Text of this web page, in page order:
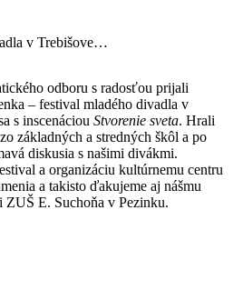
v Trebišove…
odboru s radosťou prijali
– festival mladého divadla v
s inscenáciou Stvorenie sveta. Hrali
základných a stredných škôl a po
diskusia s našimi divákmi.
a organizáciu kultúrnemu centru
a takisto ďakujeme aj nášmu
ZUŠ E. Suchoňa v Pezinku.